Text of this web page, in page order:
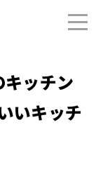
ッチン
いキッチ